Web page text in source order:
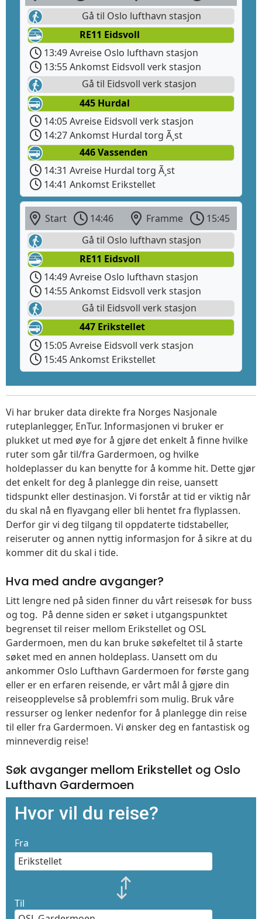
Gå til Oslo lufthavn stasjon
RE11 Eidsvoll
13:49 Avreise Oslo lufthavn stasjon
13:55 Ankomst Eidsvoll verk stasjon
Gå til Eidsvoll verk stasjon
445 Hurdal
14:05 Avreise Eidsvoll verk stasjon
14:27 Ankomst Hurdal torg Ã¸st
446 Vassenden
14:31 Avreise Hurdal torg Ã¸st
14:41 Ankomst Erikstellet
Start 14:46 Framme
15:45
Gå til Oslo lufthavn stasjon
RE11 Eidsvoll
14:49 Avreise Oslo lufthavn stasjon
14:55 Ankomst Eidsvoll verk stasjon
Gå til Eidsvoll verk stasjon
447 Erikstellet
15:05 Avreise Eidsvoll verk stasjon
15:45 Ankomst Erikstellet
Vi har bruker data direkte fra Norges Nasjonale
ruteplanlegger, EnTur. Informasjonen vi bruker er
plukket ut med øye for å gjøre det enkelt å finne hvilke
ruter som går til/fra Gardermoen, og hvilke
holdeplasser du kan benytte for å komme hit. Dette gjør
det enkelt for deg å planlegge din reise, uansett
tidspunkt eller destinasjon. Vi forstår at tid er viktig når
du skal nå en flyavgang eller bli hentet fra flyplassen.
Derfor gir vi deg tilgang til oppdaterte tidstabeller,
reiseruter og annen nyttig informasjon for å sikre at du
kommer dit du skal i tide.
Hva med andre avganger?
Litt lengre ned på siden finner du vårt reisesøk for buss
og tog. På denne siden er søket i utgangspunktet
begrenset til reiser mellom Erikstellet og OSL
Gardermoen, men du kan bruke søkefeltet til å starte
søket med en annen holdeplass. Uansett om du
ankommer Oslo Lufthavn Gardermoen for første gang
eller er en erfaren reisende, er vårt mål å gjøre din
reiseopplevelse så problemfri som mulig. Bruk våre
ressurser og lenker nedenfor for å planlegge din reise
til eller fra Gardermoen. Vi ønsker deg en fantastisk og
minneverdig reise!
Søk avganger mellom Erikstellet og Oslo
Lufthavn Gardermoen
Hvor vil du reise?
Fra
Til